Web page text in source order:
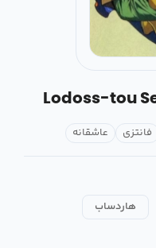
Lodoss-tou
فانتزی عاشقانه
هاردساب